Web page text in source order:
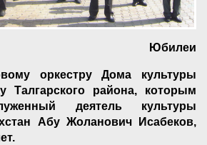
Юбилеи
оркестру Дома культуры
Талгарского района, которым
деятель культуры
Абу Жоланович Исабеков,